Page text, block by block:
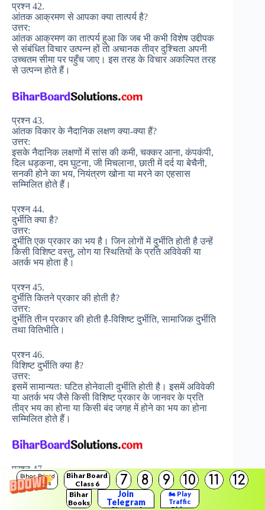
Bihar Board
Solutions
Bihar Board
Class 6
7 8 9 10 11 12
Bihar
Books
Join
Telegram
🏍️ Play
Traffic
प्रश्न 42.
आंतक आक्रमण से आपका क्या तात्पर्य है?
उत्तर:
आंतक आक्रमण का तात्पर्य हुआ कि जब भी कभी विशेष उद्दीपक
से संबंधित विचार उत्पन्न हों तो अचानक तीव्र दुश्चिता अपनी
उच्चतम सीमा पर पहुँच जाए। इस तरह के विचार अकल्पित तरह
से उत्पन्न होते हैं।
प्रश्न 43.
आंतक विकार के नैदानिक लक्षण क्या-क्या हैं?
उत्तर:
इसके नैदानिक लक्षणों में सांस की कमी, चक्कर आना, कंपकंपी,
दिल धड़कना, दम घुटना, जी मिचलाना, छाती में दर्द या बेचैनी,
सनकी होने का भय, नियंत्रण खोना या मरने का एहसास
सम्मिलित होते हैं।
प्रश्न 44.
दुर्भीति क्या है?
उत्तर:
दुर्भीति एक प्रकार का भय है। जिन लोगों में दुर्भीति होती है उन्हें
किसी विशिष्ट वस्तु, लोग या स्थितियों के प्रति अविवेकी या
अतर्क भय होता है।
प्रश्न 45.
दुर्भीति कितने प्रकार की होती है?
उत्तर:
दुर्भीति तीन प्रकार की होती है-विशिष्ट दुर्भीति, सामाजिक दुर्भीति
तथा वितिभीति।
प्रश्न 46.
विशिष्ट दुर्भीति क्या है?
उत्तर:
इसमें सामान्यतः घटित होनेवाली दुर्भीति होती है। इसमें अविवेकी
या अतर्क भय जैसे किसी विशिष्ट प्रकार के जानवर के प्रति
तीव्र भय का होना या किसी बंद जगह में होने का भय का होना
सम्मिलित होते हैं।
प्रश्न 47.
सामाजिक दुर्भीति का क्या लक्षण होता है?
उत्तर:
दूसरों के साथ बर्ताव करते समय तीव्र और अक्षम करनेवाला भय